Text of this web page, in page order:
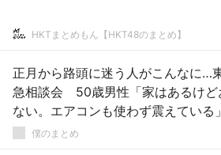
HKTまとめもん【HKT48のまとめ】
正月から路頭に迷う人がこんなに…
急相談会 50歳男性「家はあるけど
ない。エアコンも使わず震えている」
僕のまとめ